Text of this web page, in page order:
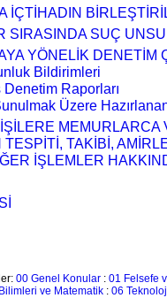
İÇTİHADIN
SIRASINDA SUÇ
YÖNELİK DENETİM
Bildirimleri
Raporları
Üzere
TESPİTİ, TAKİBİ,
İŞLEMLER
00 Genel Konular: 01 Felsefe
ve Matematik : 06